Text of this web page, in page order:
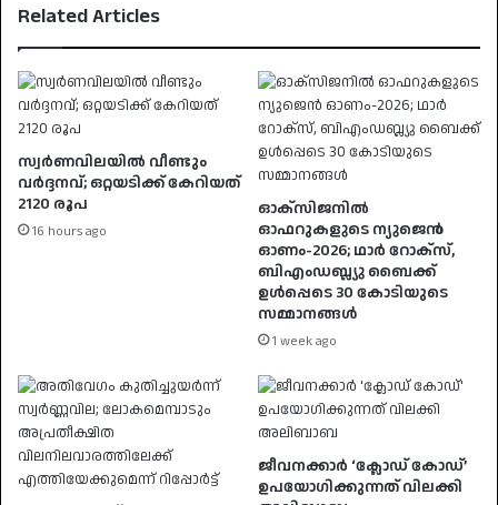
Related Articles
സ്വര്‍ണവിലയിൽ വീണ്ടും
വർദ്ദനവ്; ഒറ്റയടിക്ക് കേറിയത്
2120 രൂപ
16 hours ago
ഓക്സിജനില്‍
ഓഫറുകളുടെ ന്യുജെന്‍
ഓണം-2026; ഥാര്‍ റോക്സ്,
ബിഎംഡബ്ല്യു ബൈക്ക്
ഉള്‍പ്പെടെ 30 കോടിയുടെ
സമ്മാനങ്ങള്‍
1 week ago
ജീവനക്കാർ ‘ക്ലോഡ് കോഡ്’
ഉപയോഗിക്കുന്നത് വിലക്കി